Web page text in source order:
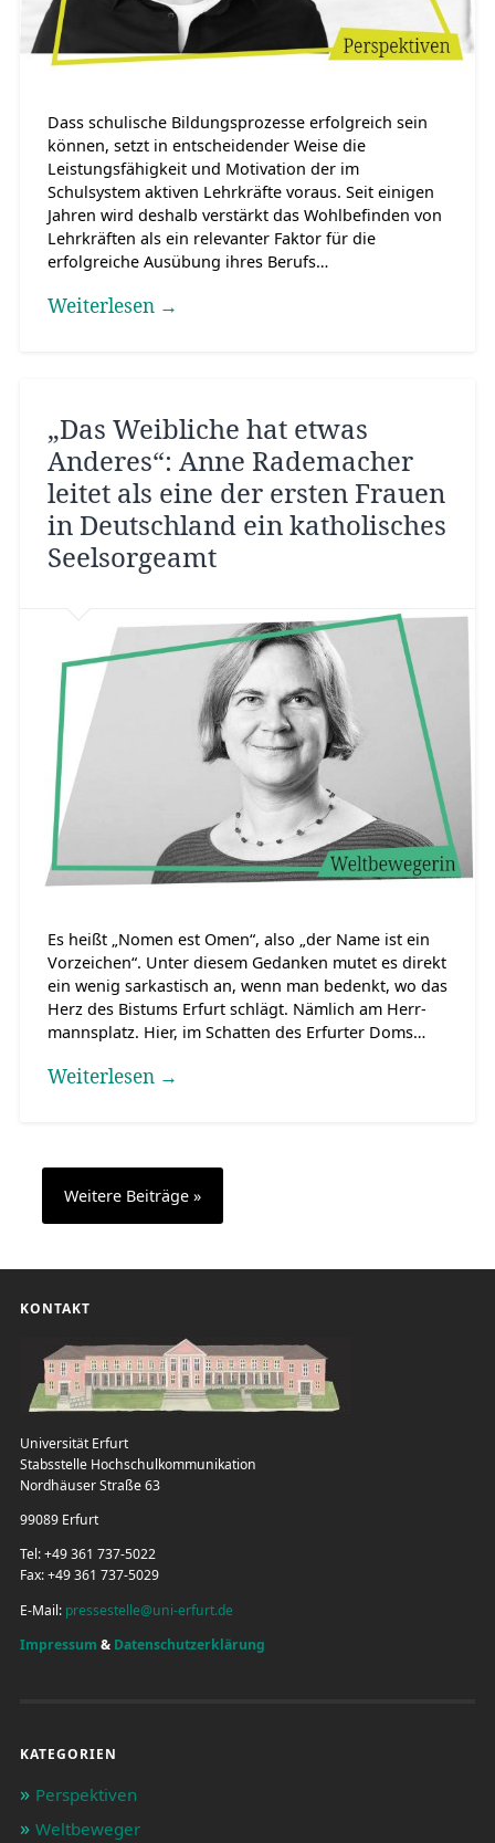
Dass schulische Bildungsprozesse erfolgreich sein
können, setzt in entscheidender Weise die
Leistungsfähigkeit und Motivation der im
Schulsystem aktiven Lehrkräfte voraus. Seit einigen
Jahren wird deshalb verstärkt das Wohlbefinden von
Lehrkräften als ein relevanter Faktor für die
erfolgreiche Ausübung ihres Berufs…
Weiterlesen →
„Das Weibliche hat etwas
Anderes“: Anne Rademacher
leitet als eine der ersten Frauen
in Deutschland ein katholisches
Seelsorgeamt
Es heißt „Nomen est Omen“, also „der Name ist ein
Vorzeichen“. Unter diesem Gedanken mutet es direkt
ein wenig sarkastisch an, wenn man bedenkt, wo das
Herz des Bistums Erfurt schlägt. Nämlich am Herr-
mannsplatz. Hier, im Schatten des Erfurter Doms…
Weiterlesen →
KONTAKT
Universität Erfurt
Stabsstelle Hochschulkommunikation
Nordhäuser Straße 63
99089 Erfurt
Tel: +49 361 737-5022
Fax: +49 361 737-5029
E-Mail: pressestelle@uni-erfurt.de
Impressum & Datenschutzerklärung
KATEGORIEN
Perspektiven
Weltbeweger